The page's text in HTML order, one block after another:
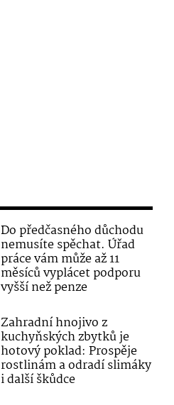
Do předčasného důchodu
nemusíte spěchat. Úřad
práce vám může až 11
měsíců vyplácet podporu
vyšší než penze
Zahradní hnojivo z
kuchyňských zbytků je
hotový poklad: Prospěje
rostlinám a odradí slimáky
i další škůdce